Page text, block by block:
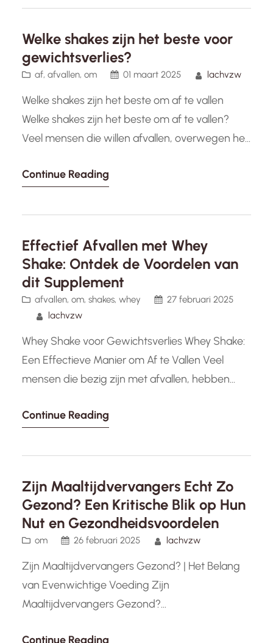
omdat ze helpen bij het opbouwen en
Welke shakes zijn het beste voor
gewichtsverlies?
af, afvallen, om 01 maart 2025 lachvzw
Welke shakes zijn het beste om af te vallen
Welke shakes zijn het beste om af te vallen?
Veel mensen die willen afvallen, overwegen het
onderdeel van hun dieetplan. Deze shakes
calorieën te beperken en gewicht te verliezen.
Continue Reading
Effectief Afvallen met Whey
Shake: Ontdek de Voordelen van
dit Supplement
afvallen, om, shakes, whey
27 februari 2025
lachvzw
Whey Shake voor Gewichtsverlies Whey Shake:
Een Effectieve Manier om Af te Vallen Veel
mensen die bezig zijn met afvallen, hebben
populaire supplementen worden vaak gebruikt
hun vele voordelen, waaronder gewichtsverlies.
het gaat om afvallen? Whey…
Continue Reading
Zijn Maaltijdvervangers Echt Zo
Gezond? Een Kritische Blik op Hun
Nut en Gezondheidsvoordelen
om 26 februari 2025 lachvzw
Zijn Maaltijdvervangers Gezond? | Het Belang
van Evenwichtige Voeding Zijn
Maaltijdvervangers Gezond?
Continue Reading